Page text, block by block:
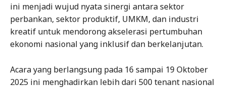
ini menjadi wujud nyata sinergi antara sektor
perbankan, sektor produktif, UMKM, dan industri
kreatif untuk mendorong akselerasi pertumbuhan
ekonomi nasional yang inklusif dan berkelanjutan.
Acara yang berlangsung pada 16 sampai 19 Oktober
2025 ini menghadirkan lebih dari 500 tenant nasional